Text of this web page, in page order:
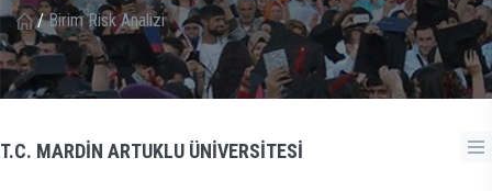
/ Birim Risk Analizi
T.C. MARDİN ARTUKLU ÜNİVERSİTESİ